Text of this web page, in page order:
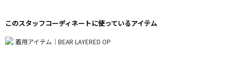
このスタッフコーディネートに使っているアイテム